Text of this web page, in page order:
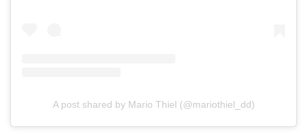
A post shared by Mario Thiel (@mariothiel_dd)